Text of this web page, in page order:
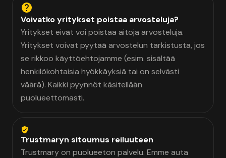
Voivatko yritykset poistaa arvosteluja?
Yritykset eivät voi poistaa aitoja arvosteluja.
Yritykset voivat pyytää arvostelun tarkistusta, jos
se rikkoo käyttöehtojamme (esim. sisältää
henkilökohtaisia hyökkäyksiä tai on selvästi
väärä). Kaikki pyynnöt käsitellään
puolueettomasti.
Trustmaryn sitoumus reiluuteen
Trustmary on puolueeton palvelu. Emme auta